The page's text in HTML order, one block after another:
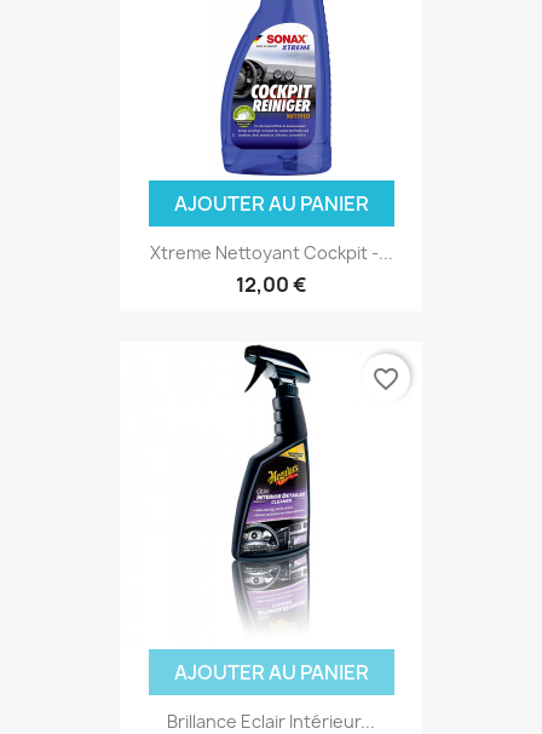
AJOUTER AU PANIER
Xtreme Nettoyant Cockpit -...
12,00 €
AJOUTER AU PANIER
Brillance Eclair Intérieur...
favorite_border